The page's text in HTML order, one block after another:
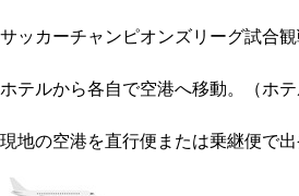
チャンピオンズリーグ試合観戦
テルから各自で空港へ移動。（ホ
港を直行便または乗継便で出